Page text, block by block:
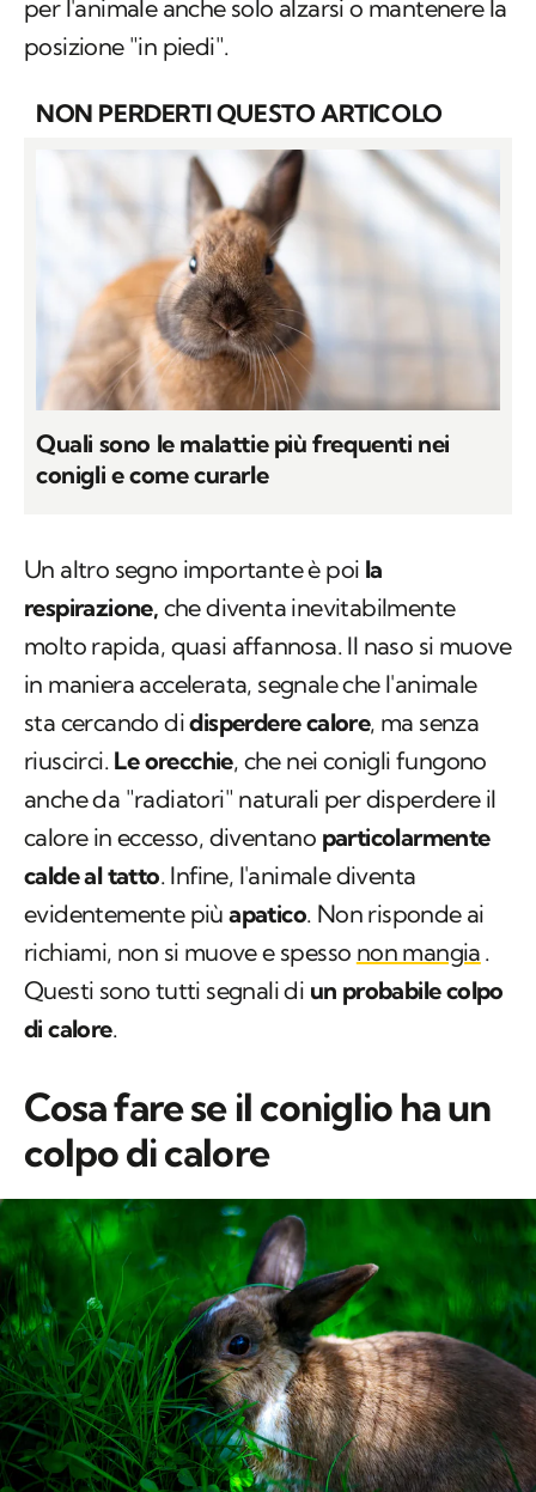
per l'animale anche solo alzarsi o mantenere la
posizione "in piedi".
NON PERDERTI QUESTO ARTICOLO
Quali sono le malattie più frequenti nei
conigli e come curarle
Un altro segno importante è poi la
respirazione, che diventa inevitabilmente
molto rapida, quasi affannosa. Il naso si muove
in maniera accelerata, segnale che l'animale
sta cercando didisperdere calore, ma senza
riuscirci. Le orecchie, che nei conigli fungono
anche da "radiatori" naturali per disperdere il
calore in eccesso, diventano particolarmente
calde al tatto. Infine, l'animale diventa
evidentemente piùapatico. Non risponde ai
richiami, non si muove e spesso non mangia .
Questi sono tutti segnali di un probabile colpo
di calore.
Cosa fare se il coniglio ha un
colpo di calore